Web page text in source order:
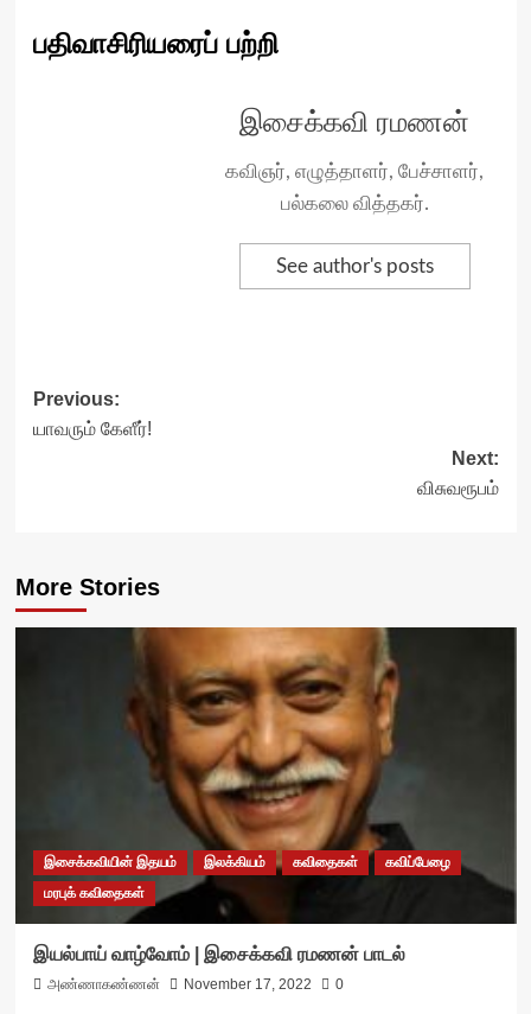
பதிவாசிரியரைப் பற்றி
இசைக்கவி ரமணன்
கவிஞர், எழுத்தாளர், பேச்சாளர்,
பல்கலை வித்தகர்.
See author's posts
Post
navigation
Previous:
யாவரும் கேளீர்!
Next:
விசுவரூபம்
More Stories
இசைக்கவியின் இதயம் இலக்கியம் கவிதைகள்
கவிப்பேழை
மரபுக் கவிதைகள்
இயல்பாய் வாழ்வோம் | இசைக்கவி ரமணன் பாடல்
அண்ணாகண்ணன் November 17, 2022 0